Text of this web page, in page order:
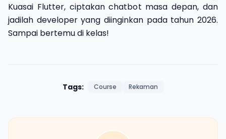
Kuasai Flutter, ciptakan chatbot masa depan, dan
jadilah developer yang diinginkan pada tahun 2026.
Sampai bertemu di kelas!
Tags: Course Rekaman